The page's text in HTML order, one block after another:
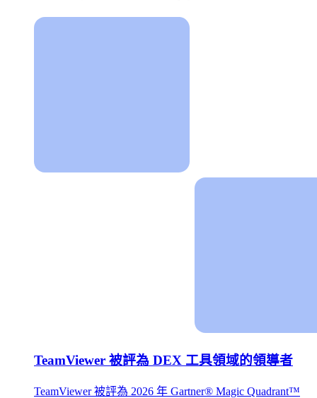
TeamViewer 被評為 DEX 工具領域的領導者
TeamViewer 被評為 2026 年 Gartner® Magic Quadrant™